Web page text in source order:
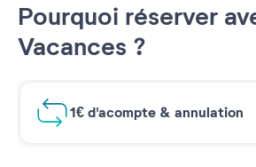
Pourquoi réserver
Vacances ?
1€ d'acompte & annulation